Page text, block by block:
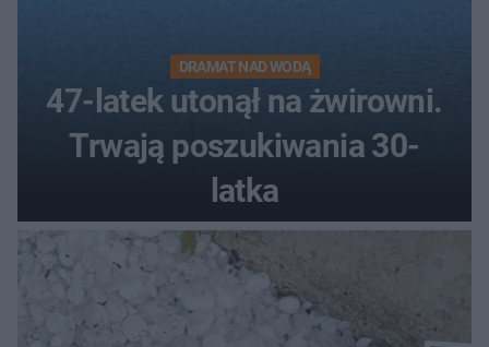
DRAMAT NAD WODĄ
47-latek utonął na żwirowni.
Trwają poszukiwania 30-
latka